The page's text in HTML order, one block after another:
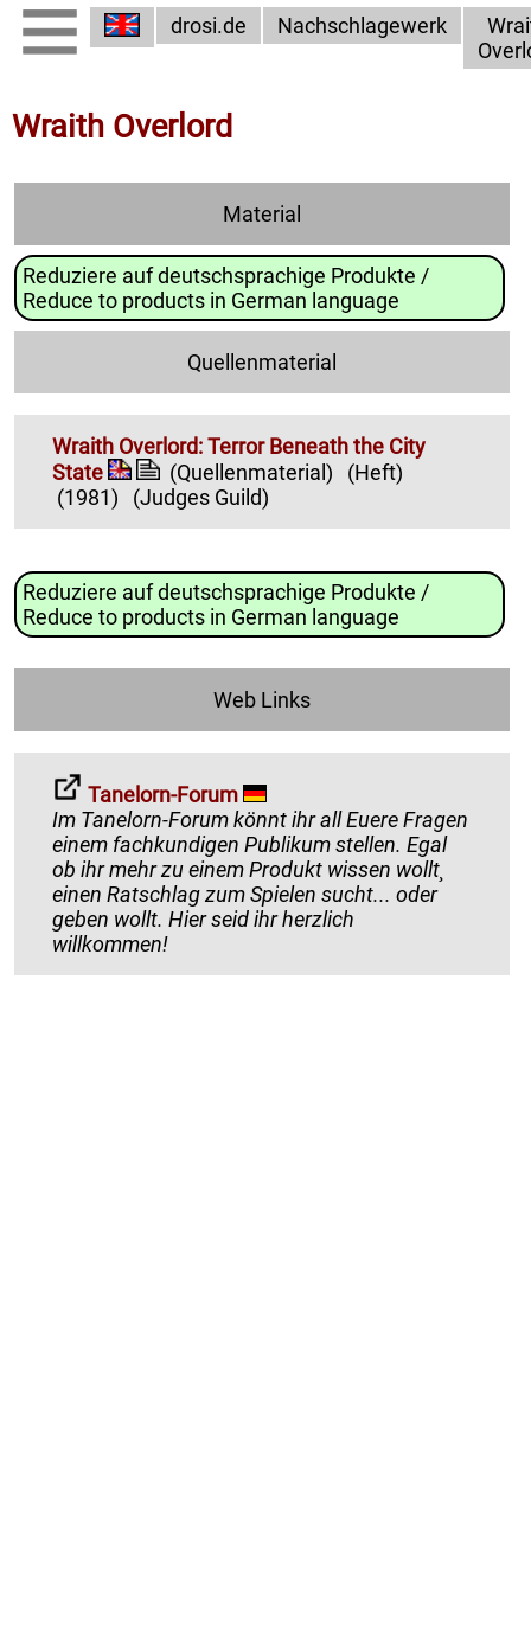
drosi.de Nachschlagewerk
Wraith Overlord
Material
Reduziere auf deutschsprachige Produkte /
Reduce to products in German language
Quellenmaterial
Wraith Overlord: Terror Beneath the City
State
(Quellenmaterial)
(Heft)
(1981)
(Judges Guild)
Reduziere auf deutschsprachige Produkte /
Reduce to products in German language
Web Links
Tanelorn-Forum
Im Tanelorn-Forum könnt ihr all Euere Fragen
einem fachkundigen Publikum stellen. Egal
ob ihr mehr zu einem Produkt wissen wollt¸
einen Ratschlag zum Spielen sucht... oder
geben wollt. Hier seid ihr herzlich
willkommen!